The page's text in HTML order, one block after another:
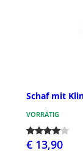
Schaf mit
VORRÄTIG
€ 13,90